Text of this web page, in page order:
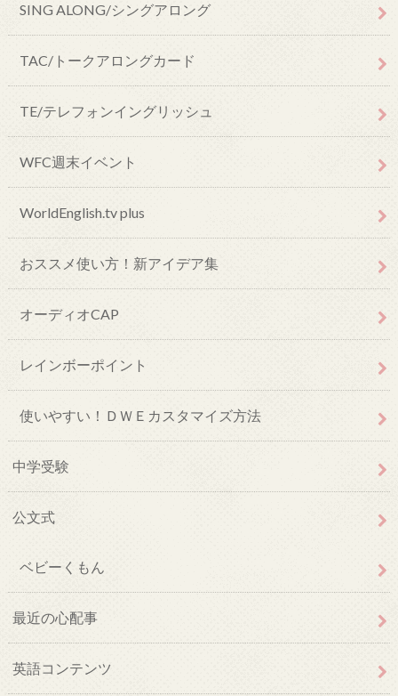
SING ALONG/シングアロング
TAC/トークアロングカード
TE/テレフォンイングリッシュ
WFC週末イベント
WorldEnglish.tv plus
おススメ使い方！新アイデア集
オーディオCAP
レインボーポイント
使いやすい！ＤＷＥカスタマイズ方法
中学受験
公文式
ベビーくもん
最近の心配事
英語コンテンツ